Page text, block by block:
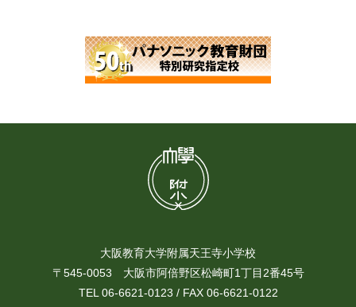
大阪教育大学附属天王寺小学校
〒545-0053 大阪市阿倍野区松崎町1丁目2番45号
TEL 06-6621-0123 / FAX 06-6621-0122